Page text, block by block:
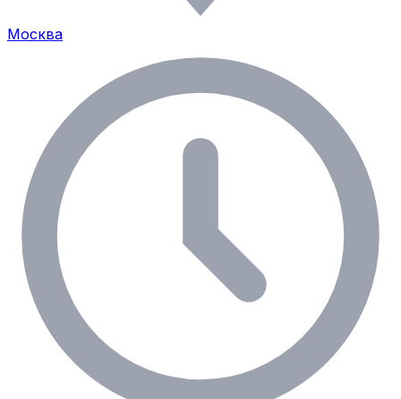
Москва